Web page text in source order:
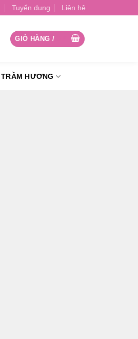
Tuyển dụng Liên hệ
GIỎ HÀNG /
TRẦM HƯƠNG